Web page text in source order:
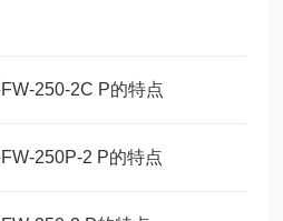
250-2C P的特点
250P-2 P的特点